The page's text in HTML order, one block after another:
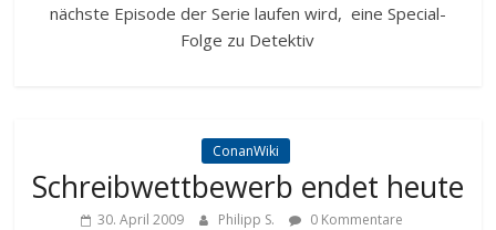
nächste Episode der Serie laufen wird, eine Special-
Folge zu Detektiv
ConanWiki
Schreibwettbewerb endet heute
30. April 2009 Philipp S. 0 Kommentare